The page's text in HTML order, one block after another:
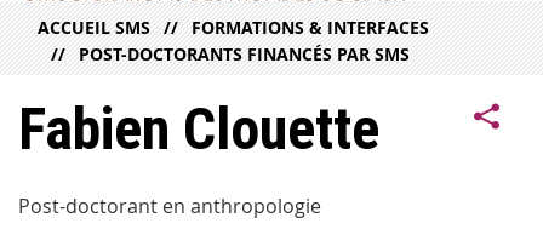
ACCUEIL SMS
FORMATIONS & INTERFACES
POST-DOCTORANTS FINANCÉS PAR SMS
Fabien Clouette
Post-doctorant en anthropologie